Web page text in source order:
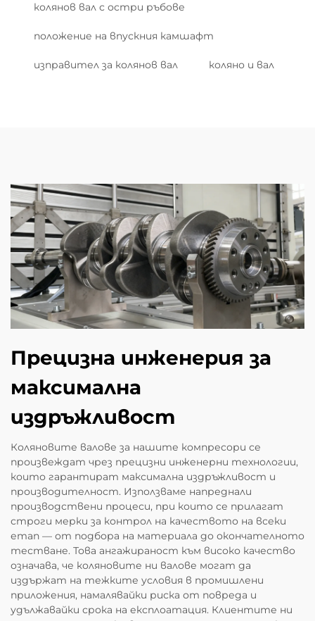
колянов вал с остри ръбове
положение на впускния камшафт
изправител за колянов вал коляно и вал
Прецизна инженерия за
максимална
издръжливост
Коляновите валове за нашите компресори се
произвеждат чрез прецизни инженерни технологии,
които гарантират максимална издръжливост и
производителност. Използваме напреднали
производствени процеси, при които се прилагат
строги мерки за контрол на качеството на всеки
етап — от подбора на материала до окончателното
тестване. Това ангажираност към високо качество
означава, че коляновите ни валове могат да
издържат на тежките условия в промишлени
приложения, намалявайки риска от повреда и
удължавайки срока на експлоатация. Клиентите ни